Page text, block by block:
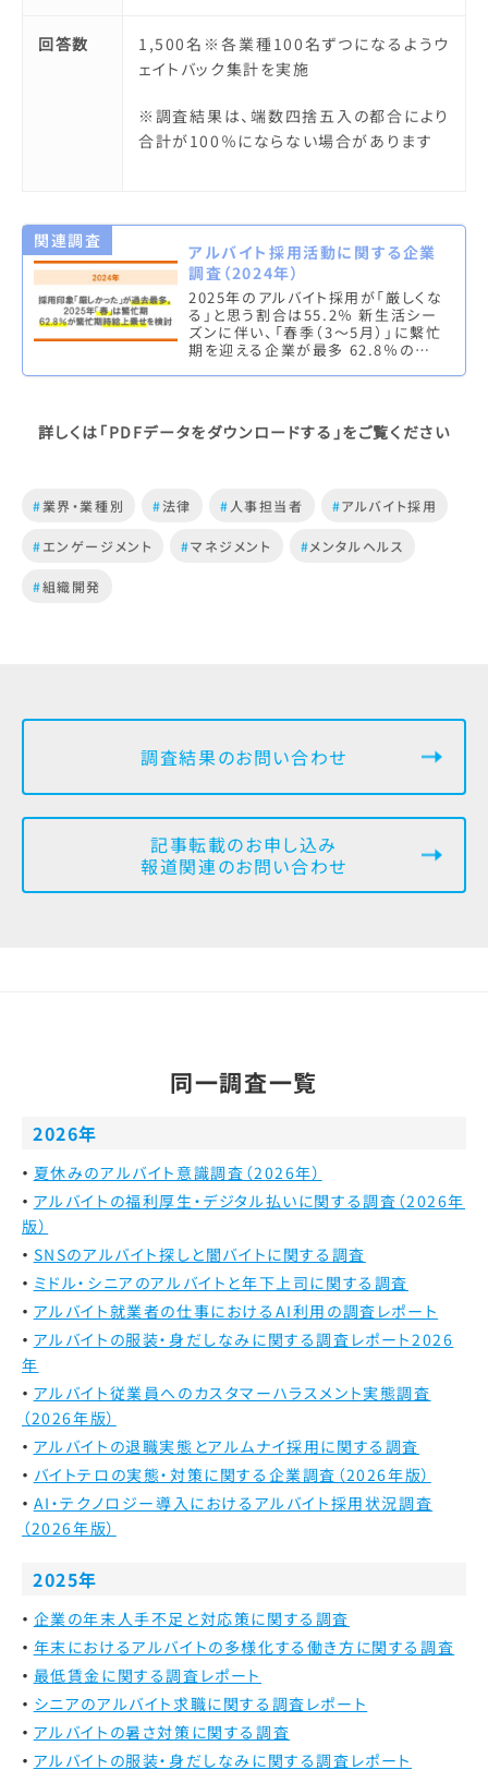
回答数
1,500名※各業種100名ずつになるようウ
ェイトバック集計を実施
※調査結果は、端数四捨五入の都合により
合計が100％にならない場合があります
関連調査
アルバイト採用活動に関する企業
調査（2024年）
2025年のアルバイト採用が「厳しくな
る」と思う割合は55.2％ 新生活シー
ズンに伴い、「春季（3～5月）」に繫忙
期を迎える企業が最多 62.8％の企
詳しくは「PDFデータをダウンロードする」をご覧ください
#業界・業種別 #法律 #人事担当者 #アルバイト採用
#エンゲージメント #マネジメント #メンタルヘルス
#組織開発
調査結果のお問い合わせ
記事転載のお申し込み
報道関連のお問い合わせ
同一調査一覧
2026年
夏休みのアルバイト意識調査（2026年）
アルバイトの福利厚生・デジタル払いに関する調査（2026年
版）
SNSのアルバイト探しと闇バイトに関する調査
ミドル・シニアのアルバイトと年下上司に関する調査
アルバイト就業者の仕事におけるAI利用の調査レポート
アルバイトの服装・身だしなみに関する調査レポート2026
年
アルバイト従業員へのカスタマーハラスメント実態調査
（2026年版）
アルバイトの退職実態とアルムナイ採用に関する調査
バイトテロの実態・対策に関する企業調査（2026年版）
AI・テクノロジー導入におけるアルバイト採用状況調査
（2026年版）
2025年
企業の年末人手不足と対応策に関する調査
年末におけるアルバイトの多様化する働き方に関する調査
最低賃金に関する調査レポート
シニアのアルバイト求職に関する調査レポート
アルバイトの暑さ対策に関する調査
アルバイトの服装・身だしなみに関する調査レポート